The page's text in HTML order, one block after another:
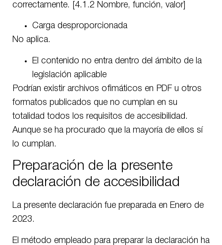
correctamente. [4.1.2 Nombre, función, valor]
Carga desproporcionada
No aplica.
El contenido no entra dentro del ámbito de la
legislación aplicable
Podrían existir archivos ofimáticos en PDF u otros
formatos publicados que no cumplan en su
totalidad todos los requisitos de accesibilidad.
Aunque se ha procurado que la mayoría de ellos sí
lo cumplan.
Preparación de la presente
declaración de accesibilidad
La presente declaración fue preparada en Enero de
2023.
El método empleado para preparar la declaración ha